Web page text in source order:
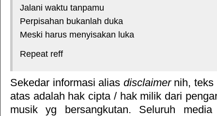
Jalani waktu tanpamu
Perpisahan bukanlah duka
Meski harus menyisakan luka
Repeat reff
Sekedar informasi alias disclaimernih, teks
atas adalah hak cipta / hak milik dari
musik yg bersangkutan. Seluruh